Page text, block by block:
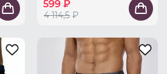
599 ₽
4 114,5 ₽